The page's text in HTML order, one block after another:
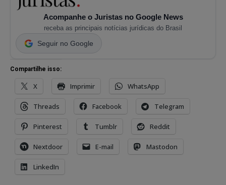
Acompanhe o Juristas no Google News
receba as principais notícias jurídicas do Brasil
Seguir no Google
Compartilhe isso:
X Imprimir WhatsApp
Threads Facebook Telegram
Pinterest Tumblr Reddit
Nextdoor E-mail Mastodon
LinkedIn